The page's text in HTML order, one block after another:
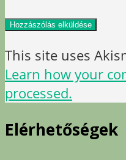
This site uses
Learn how your
processed.
Elérhetőségek